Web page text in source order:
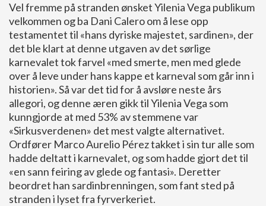
Vel fremme på stranden ønsket Yilenia Vega publikum
velkommen og ba Dani Calero om å lese opp
testamentet til «hans dyriske majestet, sardinen», der
det ble klart at denne utgaven av det sørlige
karnevalet tok farvel «med smerte, men med glede
over å leve under hans kappe et karneval som går inn i
historien». Så var det tid for å avsløre neste års
allegori, og denne æren gikk til Yilenia Vega som
kunngjorde at med 53% av stemmene var
«Sirkusverdenen» det mest valgte alternativet.
Ordfører Marco Aurelio Pérez takket i sin tur alle som
hadde deltatt i karnevalet, og som hadde gjort det til
«en sann feiring av glede og fantasi». Deretter
beordret han sardinbrenningen, som fant sted på
stranden i lyset fra fyrverkeriet.